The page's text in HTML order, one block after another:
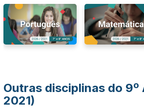
Outras disciplinas do
2021)